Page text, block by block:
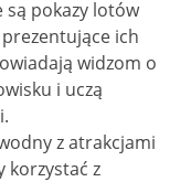
pokazy lotów
ich
widzom o
i uczą
z atrakcjami
korzystać z